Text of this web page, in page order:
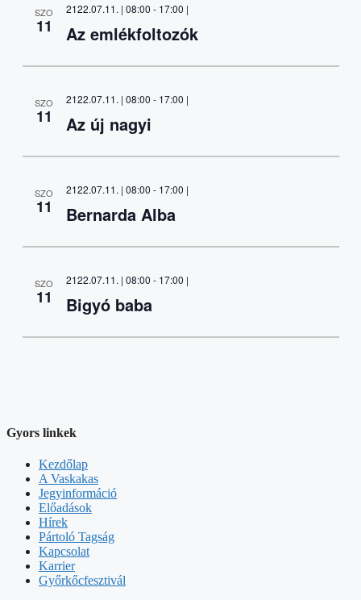
SZO
11
2122.07.11. | 08:00 - 17:00 |
Az emlékfoltozók
SZO
11
2122.07.11. | 08:00 - 17:00 |
Az új nagyi
SZO
11
2122.07.11. | 08:00 - 17:00 |
Bernarda Alba
SZO
11
2122.07.11. | 08:00 - 17:00 |
Bigyó baba
Gyors linkek
Kezdőlap
A Vaskakas
Jegyinformáció
Előadások
Hírek
Pártoló Tagság
Kapcsolat
Karrier
Győrkőcfesztivál